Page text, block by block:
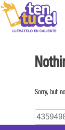
Sorry, but
Buscar: